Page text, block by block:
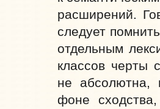
расширений.
следует
отдельным
классов черты
не абсолютна,
фоне